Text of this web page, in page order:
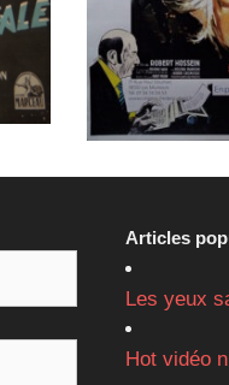
Articles
Les yeux
Hot vidéo